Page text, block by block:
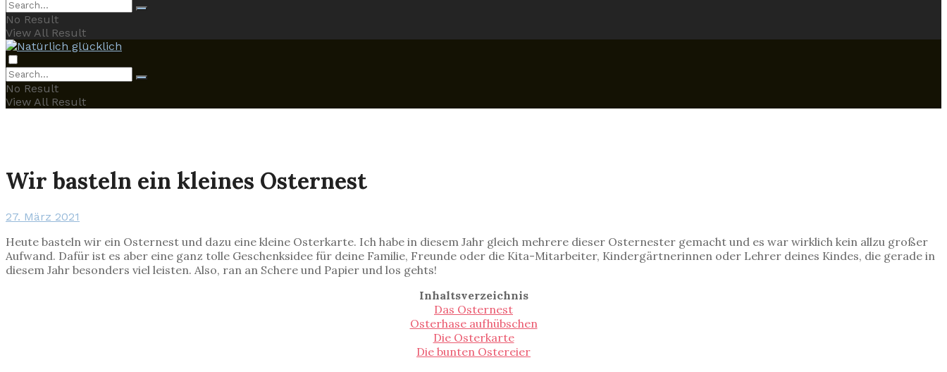
No Result
View All Result
No Result
View All Result
Wir basteln ein kleines Osternest
27. März 2021
Heute basteln wir ein Osternest und dazu eine kleine Osterkarte. Ich habe in diesem Jahr gleich mehrere dieser Osternester gemacht und es war wirklich kein allzu großer
Aufwand. Dafür ist es aber eine ganz tolle Geschenksidee für deine Familie, Freunde oder die Kita-Mitarbeiter, Kindergärtnerinnen oder Lehrer deines Kindes, die gerade in
diesem Jahr besonders viel leisten. Also, ran an Schere und Papier und los gehts!
Inhaltsverzeichnis
Das Osternest
Osterhase aufhübschen
Die Osterkarte
Die bunten Ostereier